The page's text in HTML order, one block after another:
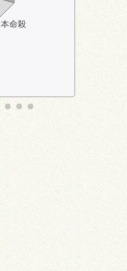
本命殺